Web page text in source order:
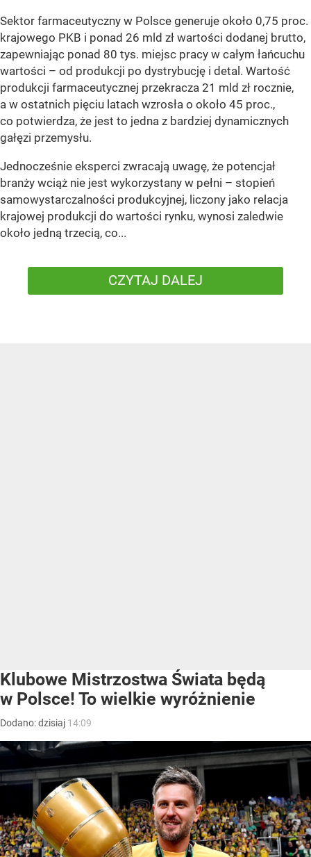
Sektor farmaceutyczny w Polsce generuje około 0,75 proc.
krajowego PKB i ponad 26 mld zł wartości dodanej brutto,
zapewniając ponad 80 tys. miejsc pracy w całym łańcuchu
wartości – od produkcji po dystrybucję i detal. Wartość
produkcji farmaceutycznej przekracza 21 mld zł rocznie,
a w ostatnich pięciu latach wzrosła o około 45 proc.,
co potwierdza, że jest to jedna z bardziej dynamicznych
gałęzi przemysłu.
Jednocześnie eksperci zwracają uwagę, że potencjał
branży wciąż nie jest wykorzystany w pełni – stopień
samowystarczalności produkcyjnej, liczony jako relacja
krajowej produkcji do wartości rynku, wynosi zaledwie
około jedną trzecią, co...
CZYTAJ DALEJ
Klubowe Mistrzostwa Świata będą
w Polsce! To wielkie wyróżnienie
Dodano:dzisiaj 14:09